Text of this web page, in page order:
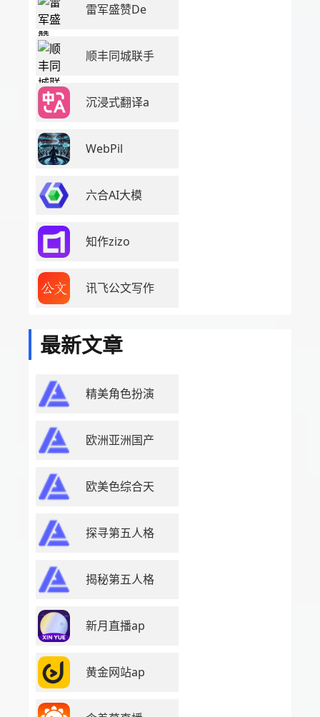
雷军盛赞De
顺丰同城联手
沉浸式翻译a
WebPil
六合AI大模
知作zizo
讯飞公文写作
最新文章
精美角色扮演
欧洲亚洲国产
欧美色综合天
探寻第五人格
揭秘第五人格
新月直播ap
黄金网站ap